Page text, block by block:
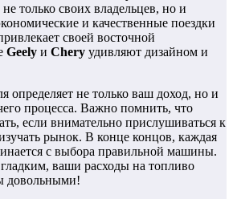
только своих владельцев, но и
и качественные поездки
своей восточной
Geely и Chery удивляют дизайном и
определяет не только ваш доход, но и
процесса. Важно помнить, что
если внимательно прислушиваться к
рынок. В конце концов, каждая
с выбора правильной машины.
ваши расходы на топливо
довольными!